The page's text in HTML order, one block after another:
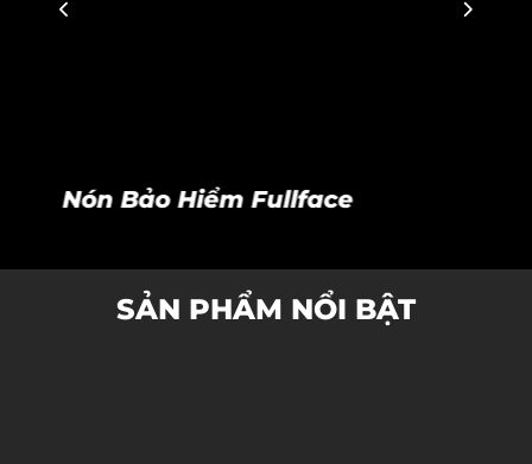
Nón Bảo Hiểm Fullface
SẢN PHẨM NỔI BẬT